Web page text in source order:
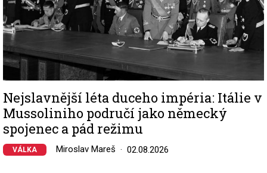
Nejslavnější léta duceho impéria: Itálie v
Mussoliniho područí jako německý
spojenec a pád režimu
VÁLKA Miroslav Mareš 02.08.2026